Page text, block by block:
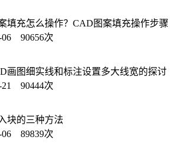
填充怎么操作？CAD图案填充操作步骤
06 90656次
画图细实线和标注设置多大线宽的探讨
21 90444次
块的三种方法
06 89839次